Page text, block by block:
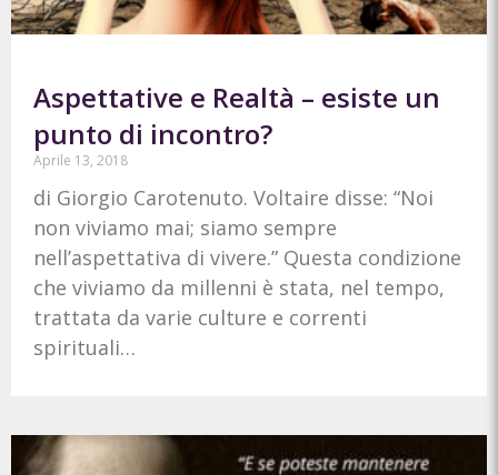
Aspettative e Realtà – esiste un
punto di incontro?
Aprile 13, 2018
di Giorgio Carotenuto. Voltaire disse: “Noi
non viviamo mai; siamo sempre
nell’aspettativa di vivere.” Questa condizione
che viviamo da millenni è stata, nel tempo,
trattata da varie culture e correnti
spirituali…